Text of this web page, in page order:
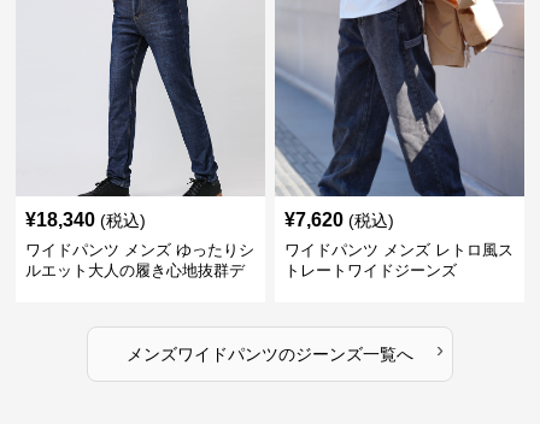
¥18,340 (税込)
ワイドパンツ メンズ ゆったりシ
ルエット大人の履き心地抜群デ
¥7,620 (税込)
ワイドパンツ メンズ レトロ風ス
トレートワイドジーンズ
メンズワイドパンツのジーンズ一覧へ ›